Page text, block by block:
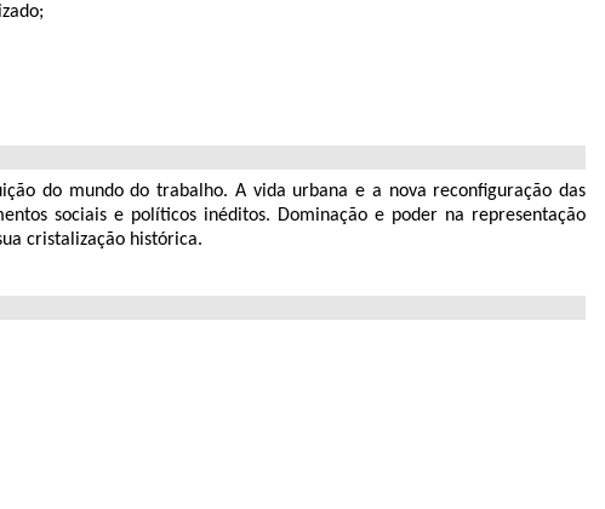
do mundo do trabalho. A vida urbana e a nova reconfiguração das
sociais e políticos inéditos. Dominação e poder na representação
cristalização histórica.